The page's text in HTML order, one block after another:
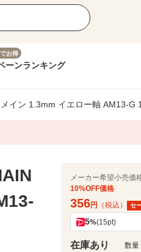
お得
ーンランキング
イン 1.3mm イエロー軸 AM13-G
メーカー希望小売価
10%OFF価格
356円 （税込） セ
5%(15pt)
在庫あり 数量